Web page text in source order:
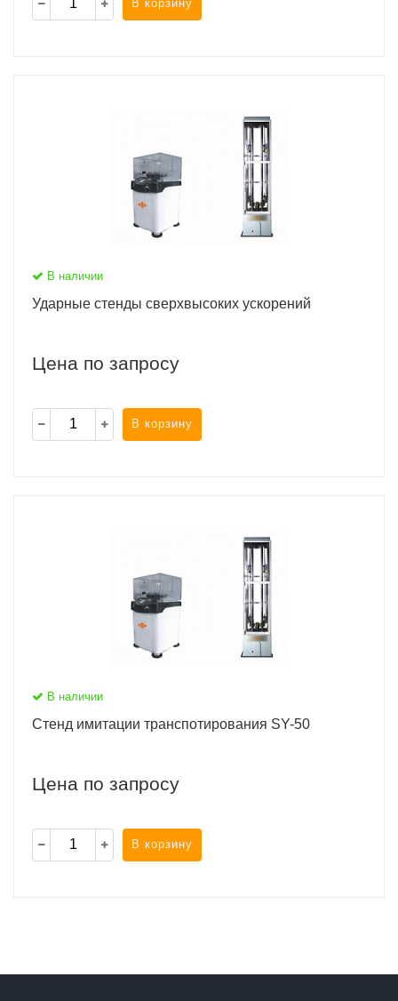
В корзину
В наличии
Ударные стенды сверхвысоких ускорений
Цена по запросу
В корзину
В наличии
Стенд имитации транспотирования SY-50
Цена по запросу
В корзину